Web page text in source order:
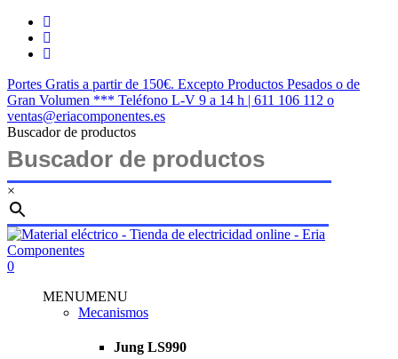
Saltar
contenido
twitter
facebook
instagram
Portes Gratis a partir de 150€. Excepto Productos Pesados o de
Gran Volumen *** Teléfono L-V 9 a 14 h | 611 106 112 o
ventas@eriacomponentes.es
Buscador de productos
×
Cerrar
búsqueda
buscar
account
0
MENUMENU
Mecanismos
Jung LS990